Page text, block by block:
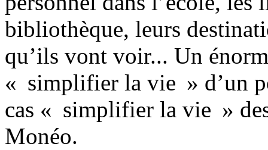
bibliothèque, leurs
qu’ils vont voir... Un
« simplifier la vie » d’un
cas « simplifier la vie »
Monéo.